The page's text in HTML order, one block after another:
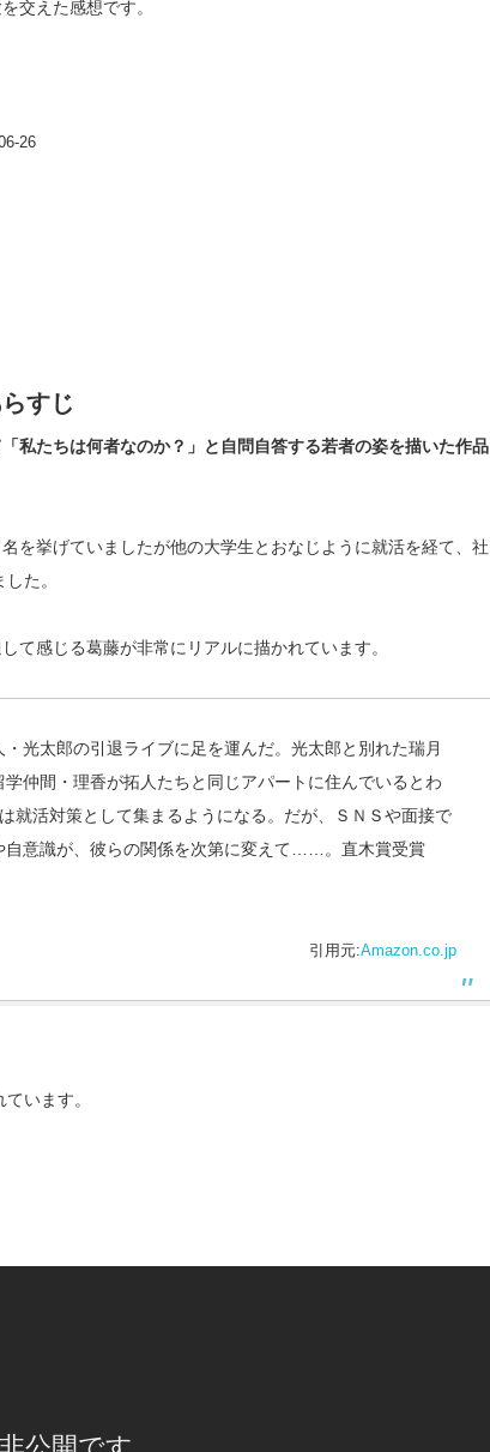
交えた感想です。
26
すじ
私たちは何者なのか？」と自問自答する若者の姿を描いた作品
を挙げていましたが他の大学生とおなじように就活を経て、社
た。
て感じる葛藤が非常にリアルに描かれています。
光太郎の引退ライブに足を運んだ。光太郎と別れた瑞月
仲間・理香が拓人たちと同じアパートに住んでいるとわ
就活対策として集まるようになる。だが、ＳＮＳや面接で
自意識が、彼らの関係を次第に変えて……。直木賞受賞
引用元:Amazon.co.jp
います。